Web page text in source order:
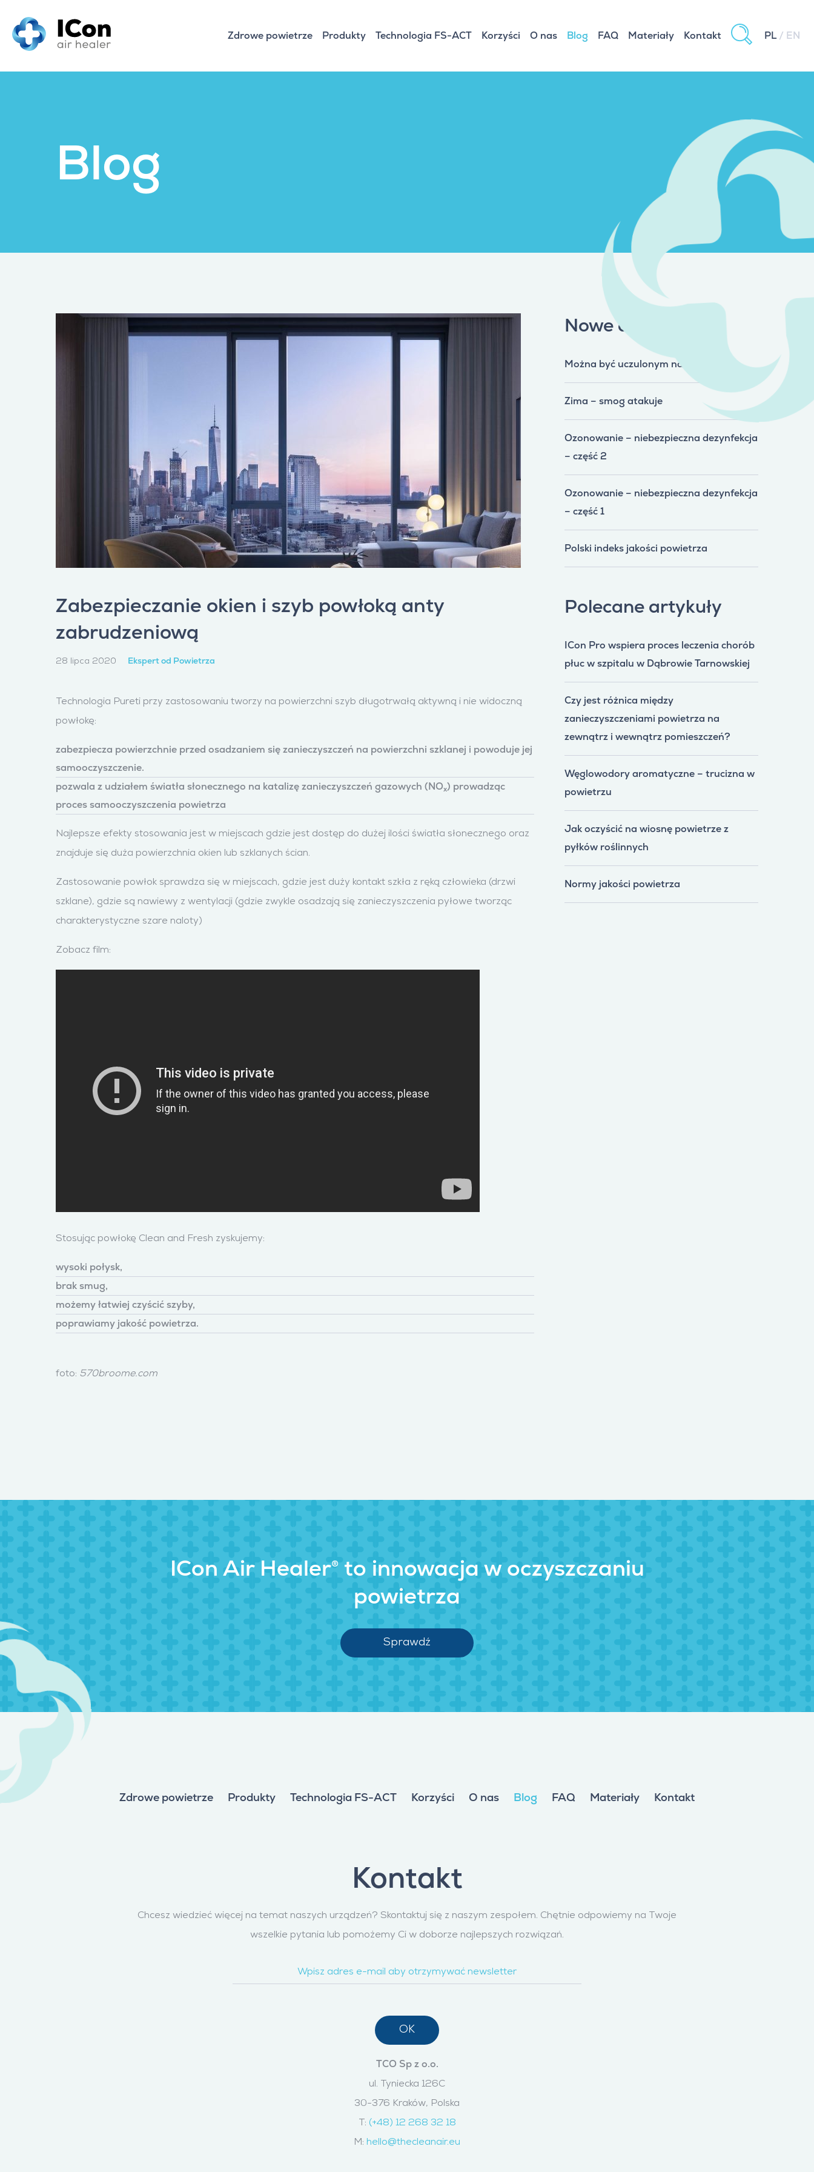
treści
Zdrowe powietrze Produkty Technologia FS-ACT Korzyści O nas Blog FAQ Materiały Kontakt PL EN
Blog
Zabezpieczanie okien i szyb powłoką anty
zabrudzeniową
28 lipca 2020 Ekspert od Powietrza
Technologia Pureti przy zastosowaniu tworzy na powierzchni szyb długotrwałą aktywną i nie widoczną
powłokę:
zabezpiecza powierzchnie przed osadzaniem się zanieczyszczeń na powierzchni szklanej i powoduje jej
samooczyszczenie.
pozwala z udziałem światła słonecznego na katalizę zanieczyszczeń gazowych (NOx) prowadząc
proces samooczyszczenia powietrza
Najlepsze efekty stosowania jest w miejscach gdzie jest dostęp do dużej ilości światła słonecznego oraz
znajduje się duża powierzchnia okien lub szklanych ścian.
Zastosowanie powłok sprawdza się w miejscach, gdzie jest duży kontakt szkła z ręką człowieka (drzwi
szklane), gdzie są nawiewy z wentylacji (gdzie zwykle osadzają się zanieczyszczenia pyłowe tworząc
charakterystyczne szare naloty)
Zobacz film:
Stosując powłokę Clean and Fresh zyskujemy:
wysoki połysk,
brak smug,
możemy łatwiej czyścić szyby,
poprawiamy jakość powietrza.
foto: 570broome.com
Nowe artykuły
Można być uczulonym na smog
Zima – smog atakuje
Ozonowanie – niebezpieczna dezynfekcja
– część 2
Ozonowanie – niebezpieczna dezynfekcja
– część 1
Polski indeks jakości powietrza
Polecane artykuły
ICon Pro wspiera proces leczenia chorób
płuc w szpitalu w Dąbrowie Tarnowskiej
Czy jest różnica między
zanieczyszczeniami powietrza na
zewnątrz i wewnątrz pomieszczeń?
Węglowodory aromatyczne – trucizna w
powietrzu
Jak oczyścić na wiosnę powietrze z
pyłków roślinnych
Normy jakości powietrza
ICon Air Healer® to innowacja w oczyszczaniu
powietrza
Sprawdź
Zdrowe powietrze Produkty Technologia FS-ACT Korzyści O nas Blog FAQ Materiały Kontakt
Kontakt
Chcesz wiedzieć więcej na temat naszych urządzeń? Skontaktuj się z naszym zespołem. Chętnie odpowiemy na Twoje
wszelkie pytania lub pomożemy Ci w doborze najlepszych rozwiązań.
TCO Sp z o.o.
ul. Tyniecka 126C
30-376 Kraków, Polska
T: (+48) 12 268 32 18
M: hello@thecleanair.eu